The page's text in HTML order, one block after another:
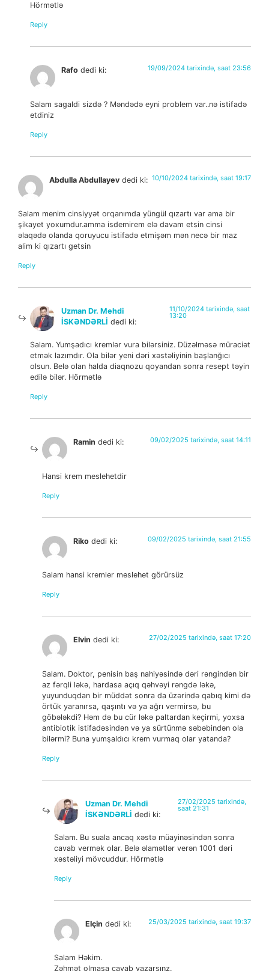
Hörmətlə
Reply
Rafo dedi ki: 19/09/2024 tarixində, saat 23:56
Salam sagaldi sizdə ? Məndədə eyni problem var..nə istifadə
etdiniz
Reply
Abdulla Abdullayev dedi ki: 10/10/2024 tarixində, saat 19:17
Salam menim cinsiyyət orqanımda yüngül qızartı var ama bir
şikayet yoxumdur.amma isdemirem elə davam etsin cinsi
əlaqədə olanda qoruyucu istifadə etmişəm mən necə bir maz
alim ki qızartı getsin
Reply
Uzman Dr. Mehdi
İSKƏNDƏRLİ dedi ki:
11/10/2024 tarixində, saat
13:20
Salam. Yumşadıcı kremlər vura bilərsiniz. Düzəlməsə müraciət
etmək lazımdır. Ola bilər yeni dəri xəstəliyinin başlanğıcı
olsun. Belə olan halda diaqnozu qoyandan sonra resept təyin
edilə bilər. Hörmətlə
Reply
Ramin dedi ki: 09/02/2025 tarixində, saat 14:11
Hansi krem meslehetdir
Reply
Riko dedi ki: 09/02/2025 tarixində, saat 21:55
Salam hansi kremler meslehet görürsüz
Reply
Elvin dedi ki: 27/02/2025 tarixində, saat 17:20
Salam. Doktor, penisin baş nahiyəsində dəri rəngindən bir
az fərqli ləkə, hardasa açıq qəhvəyi rəngdə ləkə,
yuyunduqdan bir müddət sonra da üzərində qabıq kimi də
örtük yaranırsa, qaşıntı və ya ağrı vermirsə, bu
göbələkdi? Həm də bu cür ləkə paltardan keçirmi, yoxsa
antibiotik istifadəsindən və ya sürtünmə səbəbindən ola
bilərmi? Buna yumşaldıcı krem vurmaq olar yatanda?
Reply
Uzman Dr. Mehdi
İSKƏNDƏRLİ dedi ki:
27/02/2025 tarixində,
saat 21:31
Salam. Bu suala ancaq xəstə müayinəsindən sonra
cavab vermək olar. Belə əlamətlər verən 1001 dəri
xəstəliyi mövcuddur. Hörmətlə
Reply
Elçin dedi ki: 25/03/2025 tarixində, saat 19:37
Salam Həkim.
Zəhmət olmasa cavab yazarsınz.